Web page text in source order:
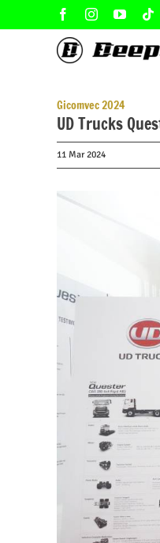
to
FacebookInstagram
Gicomvec 2024
UD Trucks
11 Mar 2024
View